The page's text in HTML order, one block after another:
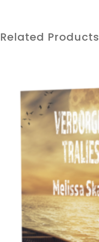
Related Products